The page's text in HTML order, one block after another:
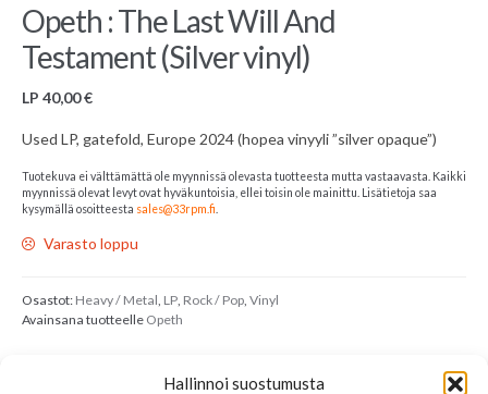
Hallinnoi suostumusta
Opeth : The Last Will And
Testament (Silver vinyl)
LP 40,00€
Used LP, gatefold, Europe 2024 (hopea vinyyli ”silver opaque”)
Tuotekuva ei välttämättä ole myynnissä olevasta tuotteesta mutta vastaavasta. Kaikki
myynnissä olevat levyt ovat hyväkuntoisia, ellei toisin ole mainittu. Lisätietoja saa
kysymällä osoitteesta sales@33rpm.fi
Varasto loppu
Osastot: Heavy / Metal LP, Rock / Pop, Vinyl
Avainsana tuotteelle Opeth
Saatat myös pitää...